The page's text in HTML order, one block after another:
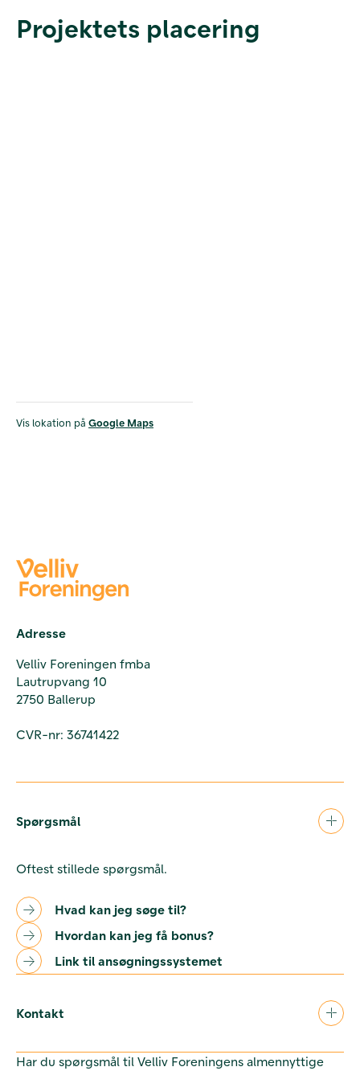
Projektets placering
Vis lokation på Google Maps
Adresse
Velliv Foreningen fmba
Lautrupvang 10
2750 Ballerup
CVR-nr: 36741422
Spørgsmål
Oftest stillede spørgsmål.
Hvad kan jeg søge til?
Hvordan kan jeg få bonus?
Link til ansøgningssystemet
Kontakt
Har du spørgsmål til Velliv Foreningens almennyttige